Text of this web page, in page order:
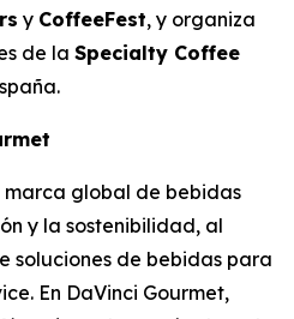
y CoffeeFest, y organiza
de la Specialty Coffee
marca global de bebidas
y la sostenibilidad, al
soluciones de bebidas para
En DaVinci Gourmet,